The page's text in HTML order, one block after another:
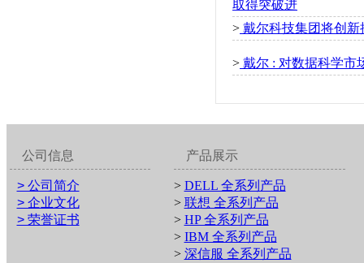
取得突破进
> 戴尔科技集团将创
> 戴尔 : 对数据科学市
公司信息
> 公司简介
> 企业文化
> 荣誉证书
产品展示
> DELL 全系列产品
> 联想 全系列产品
> HP 全系列产品
> IBM 全系列产品
> 深信服 全系列产品